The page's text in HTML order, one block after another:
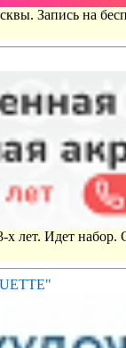
Запись на
х лет. Идет